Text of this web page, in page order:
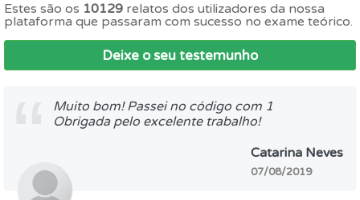
Estes são os 10129 relatos dos utilizadores da nossa
plataforma que passaram com sucesso no exame teórico.
Deixe o seu testemunho
Muito bom! Passei no código com 1
Obrigada pelo excelente trabalho!
Catarina Neves
07/08/2019